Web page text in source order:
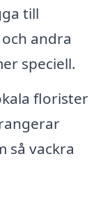
till
andra
speciell.
florister
så vackra